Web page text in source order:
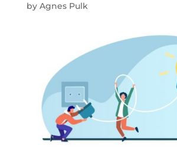
by Agnes Pulk